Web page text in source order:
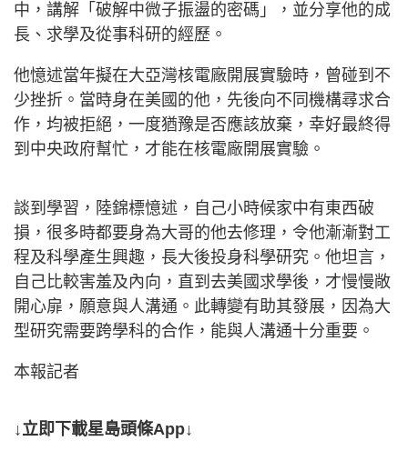
中，講解「破解中微子振盪的密碼」，並分享他的成
長、求學及從事科研的經歷。
他憶述當年擬在大亞灣核電廠開展實驗時，曾碰到不
少挫折。當時身在美國的他，先後向不同機構尋求合
作，均被拒絕，一度猶豫是否應該放棄，幸好最終得
到中央政府幫忙，才能在核電廠開展實驗。
談到學習，陸錦標憶述，自己小時候家中有東西破
損，很多時都要身為大哥的他去修理，令他漸漸對工
程及科學產生興趣，長大後投身科學研究。他坦言，
自己比較害羞及內向，直到去美國求學後，才慢慢敞
開心扉，願意與人溝通。此轉變有助其發展，因為大
型研究需要跨學科的合作，能與人溝通十分重要。
本報記者
↓立即下載星島頭條App↓